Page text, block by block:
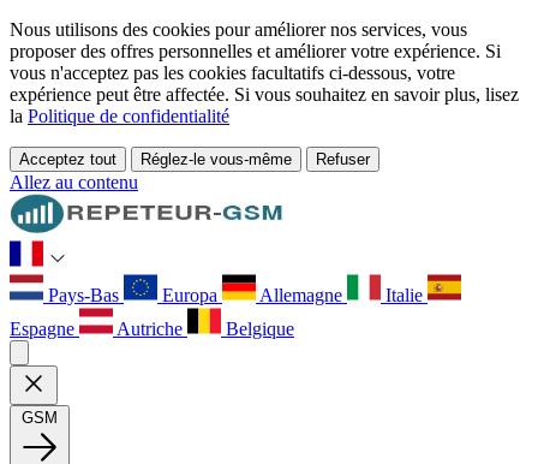
Nous utilisons des cookies pour améliorer nos services, vous
proposer des offres personnelles et améliorer votre expérience. Si
vous n'acceptez pas les cookies facultatifs ci-dessous, votre
expérience peut être affectée. Si vous souhaitez en savoir plus, lisez
la Politique de confidentialité
Acceptez tout Réglez-le vous-même Refuser
Allez au contenu
Pays-Bas Europa Allemagne
Italie
Espagne
Autriche Belgique
GSM